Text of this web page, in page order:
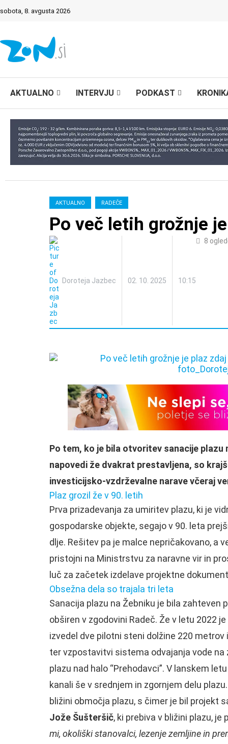
sobota, 8. avgusta 2026
AKTUALNO INTERVJU PODKAST
AKTUALNO RADEČE
Po več letih grožnje
Doroteja Jazbec 02. 10. 2025 10:15
8
Po tem, ko je bila otvoritev sanacije plazu
napovedi že dvakrat prestavljena, so
investicijsko-vzdrževalne narave včeraj
Plaz grozil že v 90. letih
Prva prizadevanja za umiritev plazu, ki je
gospodarske objekte, segajo v 90. leta
dlje. Rešitev pa je malce nepričakovano, a
pristojni na Ministrstvu za naravne vir in
luč za začetek izdelave projektne
Obsežna dela so trajala tri leta
Sanacija plazu na Žebniku je bila
obširen v zgodovini Radeč. Že v letu 2022
izvedel dve pilotni steni dolžine 220
ter vzpostavitvi sistema odvajanja vode
plazu nad halo “Prehodavci”. V lanskem
kanali še v srednjem in zgornjem delu
bližini območja plazu, s čimer je bil projekt
Jože Šušteršič, ki prebiva v bližini plazu, je
mi, okoliški stanovalci, lezenje zemljine in